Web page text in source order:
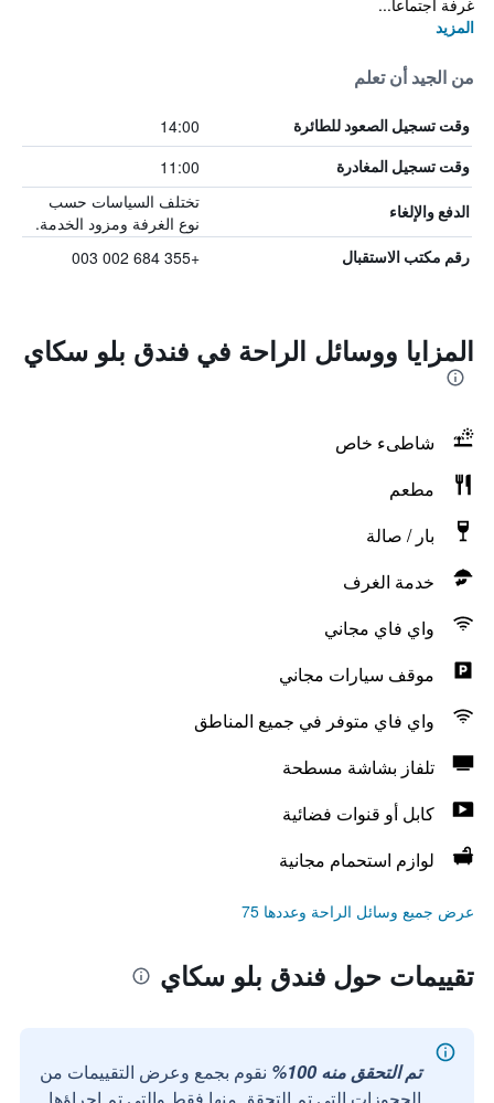
غرفة اجتماعا...
المزيد
من الجيد أن تعلم
وقت تسجيل الصعود للطائرة 14:00
وقت تسجيل المغادرة 11:00
الدفع والإلغاء
تختلف السياسات حسب
نوع الغرفة ومزود الخدمة.
رقم مكتب الاستقبال +355 684 002 003
المزايا ووسائل الراحة في فندق بلو سكاي
شاطىء خاص
مطعم
بار / صالة
خدمة الغرف
واي فاي مجاني
موقف سيارات مجاني
واي فاي متوفر في جميع المناطق
تلفاز بشاشة مسطحة
كابل أو قنوات فضائية
لوازم استحمام مجانية
عرض جميع وسائل الراحة وعددها 75
تقييمات حول فندق بلو سكاي
تم التحقق منه 100%
نقوم بجمع وعرض التقييمات من